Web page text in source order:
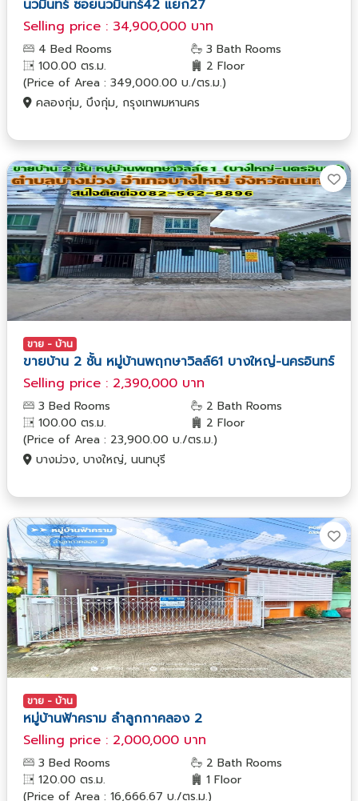
นวมินทร์ ซอยนวมินทร์42 แยก27
Selling price : 34,900,000 บาท
4 Bed Rooms
3 Bath Rooms
100.00 ตร.ม.
2 Floor
(Price of Area : 349,000.00 บ./ตร.ม.)
คลองกุ่ม, บึงกุ่ม, กรุงเทพมหานคร
ขาย - บ้าน
ขายบ้าน 2 ชั้น หมู่บ้านพฤกษาวิลล์61 บางใหญ่-นครอินทร์
Selling price : 2,390,000 บาท
3 Bed Rooms
2 Bath Rooms
100.00 ตร.ม.
2 Floor
(Price of Area : 23,900.00 บ./ตร.ม.)
บางม่วง, บางใหญ่, นนทบุรี
ขาย - บ้าน
หมู่บ้านฟ้าคราม ลำลูกกาคลอง 2
Selling price : 2,000,000 บาท
3 Bed Rooms
2 Bath Rooms
120.00 ตร.ม.
1 Floor
(Price of Area : 16,666.67 บ./ตร.ม.)